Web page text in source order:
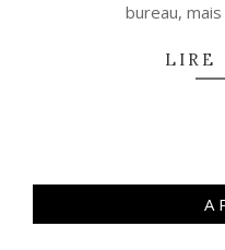
bureau,
LIRE
A